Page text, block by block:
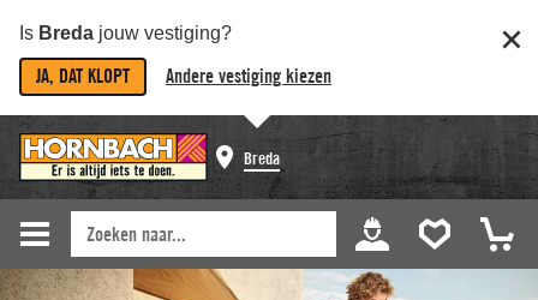
Is Breda jouw vestiging?
JA, DAT KLOPT Andere vestiging kiezen
Breda